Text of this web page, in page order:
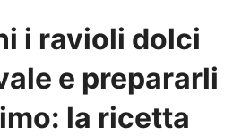
i ravioli dolci
e prepararli
la ricetta